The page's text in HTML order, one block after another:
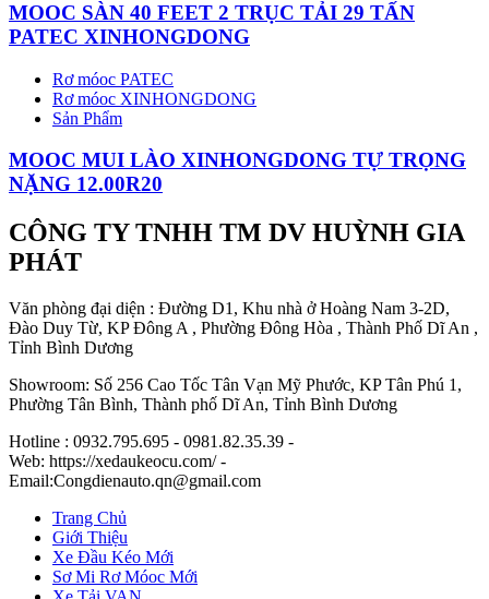
MOOC SÀN 40 FEET 2 TRỤC TẢI 29 TẤN
PATEC XINHONGDONG
Rơ móoc PATEC
Rơ móoc XINHONGDONG
Sản Phẩm
MOOC MUI LÀO XINHONGDONG TỰ TRỌNG
NẶNG 12.00R20
CÔNG TY TNHH TM DV HUỲNH GIA
PHÁT
Văn phòng đại diện : Đường D1, Khu nhà ở Hoàng Nam 3-2D,
Đào Duy Từ, KP Đông A , Phường Đông Hòa , Thành Phố Dĩ An ,
Tỉnh Bình Dương
Showroom: Số 256 Cao Tốc Tân Vạn Mỹ Phước, KP Tân Phú 1,
Phường Tân Bình, Thành phố Dĩ An, Tỉnh Bình Dương
Hotline : 0932.795.695 - 0981.82.35.39 -
Web: https://xedaukeocu.com/ -
Email:Congdienauto.qn@gmail.com
Trang Chủ
Giới Thiệu
Xe Đầu Kéo Mới
Sơ Mi Rơ Móoc Mới